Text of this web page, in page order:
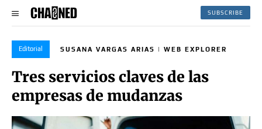
SUBSCRIBE
Editorial SUSANA VARGAS ARIAS | WEB EXPLORER
Tres servicios claves de las
empresas de mudanzas